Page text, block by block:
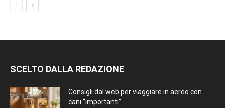
SCELTO DALLA REDAZIONE
Consigli dal web per viaggiare in aereo con
cani “importanti”